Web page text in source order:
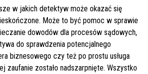
w jakich detektyw może okazać się
Może to być pomoc w sprawie
dowodów dla procesów sądowych,
do sprawdzenia potencjalnego
biznesowego czy też po prostu usługa
zaufanie zostało nadszarpnięte. Wszystko